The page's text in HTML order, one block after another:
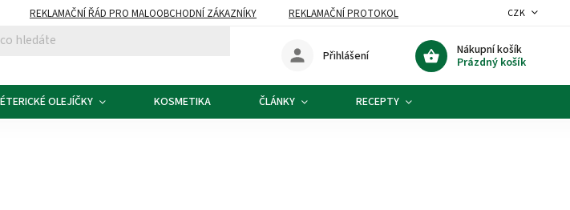
REKLAMAČNÍ ŘÁD PRO MALOOBCHODNÍ ZÁKAZNÍKY
REKLAMAČNÍ PROTOKOL
CZK
Nákupní košík
Prázdný košík
Přihlášení
OLEJÍČKY KOSMETIKA ČLÁNKY RECEPTY